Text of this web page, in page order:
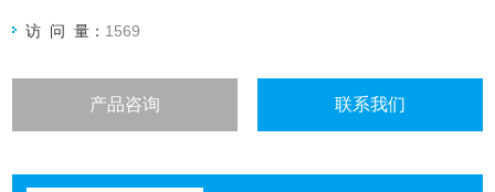
访 问 量： 1569
产品咨询 联系我们